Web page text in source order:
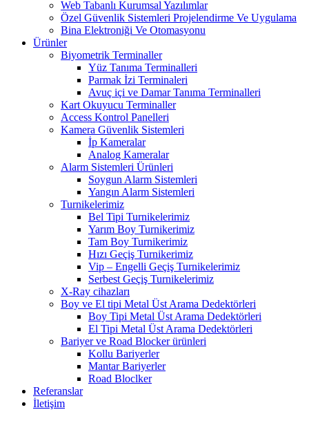
Web Tabanlı Kurumsal Yazılımlar
Özel Güvenlik Sistemleri Projelendirme Ve Uygulama
Bina Elektroniği Ve Otomasyonu
Ürünler
Biyometrik Terminaller
Yüz Tanıma Terminalleri
Parmak İzi Terminaleri
Avuç içi ve Damar Tanıma Terminalleri
Kart Okuyucu Terminaller
Access Kontrol Panelleri
Kamera Güvenlik Sistemleri
İp Kameralar
Analog Kameralar
Alarm Sistemleri Ürünleri
Soygun Alarm Sistemleri
Yangın Alarm Sistemleri
Turnikelerimiz
Bel Tipi Turnikelerimiz
Yarım Boy Turnikerimiz
Tam Boy Turnikerimiz
Hızı Geçiş Turnikerimiz
Vip – Engelli Geçiş Turnikelerimiz
Serbest Geçiş Turnikelerimiz
X-Ray cihazları
Boy ve El tipi Metal Üst Arama Dedektörleri
Boy Tipi Metal Üst Arama Dedektörleri
El Tipi Metal Üst Arama Dedektörleri
Bariyer ve Road Blocker ürünleri
Kollu Bariyerler
Mantar Bariyerler
Road Bloclker
Referanslar
İletişim